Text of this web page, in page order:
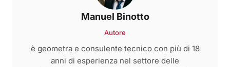
Manuel Binotto
Autore
è geometra e consulente tecnico con più di 18
anni di esperienza nel settore delle